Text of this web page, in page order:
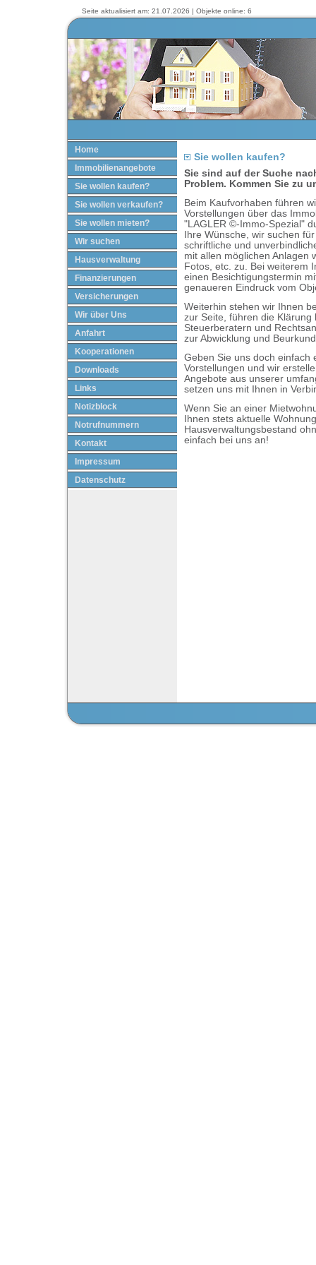
Seite aktualisiert am: 21.07.2026 | Objekte online: 6
Home
Immobilienangebote
Sie wollen kaufen?
Sie wollen verkaufen?
Sie wollen mieten?
Wir suchen
Hausverwaltung
Finanzierungen
Versicherungen
Wir über Uns
Anfahrt
Kooperationen
Downloads
Links
Notizblock
Notrufnummern
Kontakt
Impressum
Datenschutz
Sie wollen kaufen?
Sie sind auf der Suche
Problem. Kommen Sie zu
Beim Kaufvorhaben führen
Vorstellungen über das
"LAGLER ©-Immo-Spezial"
Ihre Wünsche, wir suchen
schriftliche und
mit allen möglichen Anlagen
Fotos, etc. zu. Bei weiterem
einen Besichtigungstermin
genaueren Eindruck vom
Weiterhin stehen wir Ihnen
zur Seite, führen die Klärung
Steuerberatern und
zur Abwicklung und
Geben Sie uns doch einfach
Vorstellungen und wir
Angebote aus unserer
setzen uns mit Ihnen in
Wenn Sie an einer
Ihnen stets aktuelle
Hausverwaltungsbestand
einfach bei uns an!